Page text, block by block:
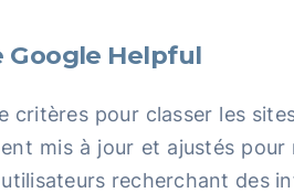
Google Helpful
critères pour classer les
mis à jour et ajustés pour
recherchant des